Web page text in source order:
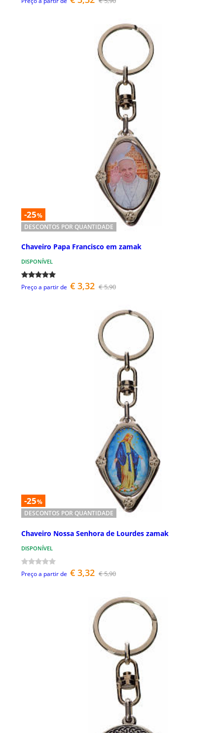
-25%
DESCONTOS POR QUANTIDADE
Chaveiro Papa Francisco em zamak
DISPONÍVEL
Preço a partir de € 3,32 € 5,90
-25%
DESCONTOS POR QUANTIDADE
Chaveiro Nossa Senhora de Lourdes zamak
DISPONÍVEL
Preço a partir de € 3,32 € 5,90